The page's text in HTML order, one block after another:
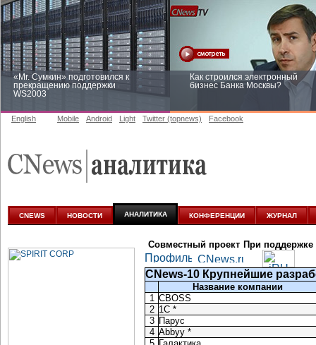
«Mr. Сумкин» подготовился к
прекращению поддержки
WS2003
Как строился электронный
бизнес Банка Москвы?
аналитике
English Mobile Android Light Twitter (topnews) Facebook
CNEWS НОВОСТИ АНАЛИТИКА КОНФЕРЕНЦИИ ЖУРНАЛ
Совместный проект При поддержке
CNews-10 Крупнейшие
Название компании
1 CBOSS
2 1С *
3 Парус
4 Abbyy *